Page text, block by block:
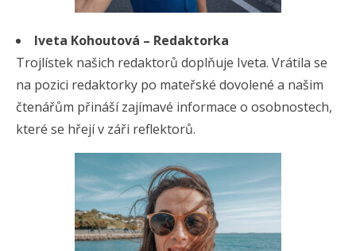
Iveta Kohoutová – Redaktorka
Trojlístek našich redaktorů doplňuje Iveta. Vrátila se
na pozici redaktorky po mateřské dovolené a našim
čtenářům přináší zajímavé informace o osobnostech,
které se hřejí v záři reflektorů.